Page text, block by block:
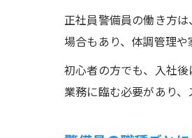
正社員警備員の働き方
場合もあり、体調管理
初心者の方でも、入社
業務に臨む必要があり